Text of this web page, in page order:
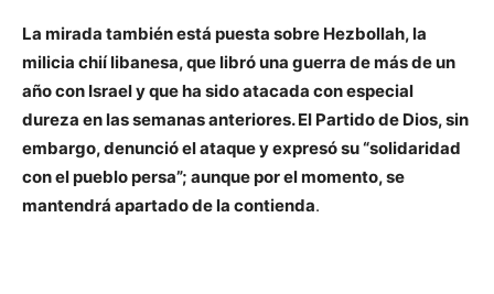
La mirada también está puesta sobre Hezbollah, la
milicia chií libanesa, que libró una guerra de más de un
año con Israel y que ha sido atacada con especial
dureza en las semanas anteriores. El Partido de Dios, sin
embargo, denunció el ataque y expresó su “solidaridad
con el pueblo persa”; aunque por el momento, se
mantendrá apartado de la contienda.